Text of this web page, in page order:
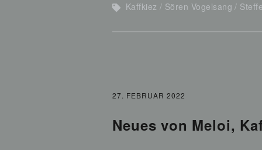
Kaffkiez
Sören Vogelsang
27. FEBRUAR 2022
Neues von Meloi,